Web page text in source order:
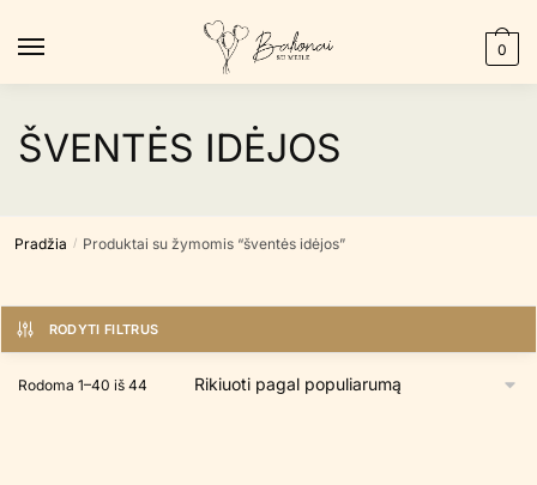
0
ŠVENTĖS IDĖJOS
Pradžia / Produktai su žymomis “šventės idėjos”
RODYTI FILTRUS
Rodoma 1–40 iš 44 Rūšiuojama